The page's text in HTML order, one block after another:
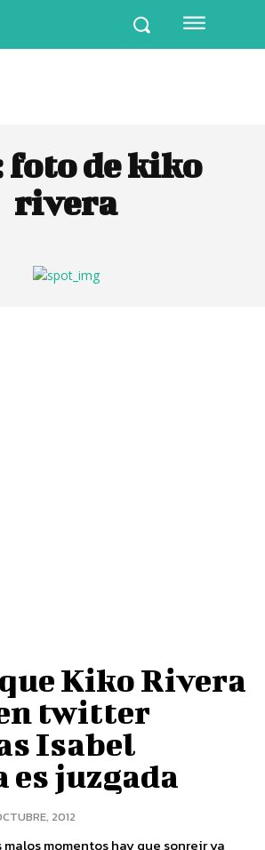
foto de kiko
rivera
Kiko Rivera
twitter
Isabel
es juzgada
2012
momentos hay que sonreir ya